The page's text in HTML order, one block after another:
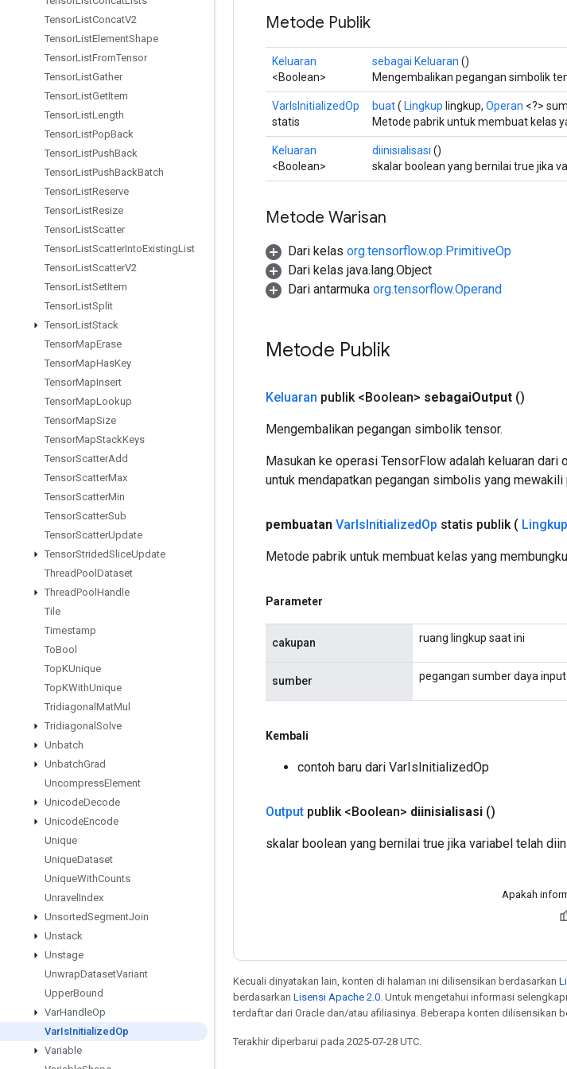
TensorListConcatV2
TensorListElementShape
TensorListFromTensor
TensorListGather
TensorListGetItem
TensorListLength
TensorListPopBack
TensorListPushBack
TensorListPushBackBatch
TensorListReserve
TensorListResize
TensorListScatter
TensorListScatterIntoExistingList
TensorListScatterV2
TensorListSetItem
TensorListSplit
TensorListStack
TensorMapErase
TensorMapHasKey
TensorMapInsert
TensorMapLookup
TensorMapSize
TensorMapStackKeys
TensorScatterAdd
TensorScatterMax
TensorScatterMin
TensorScatterSub
TensorScatterUpdate
TensorStridedSliceUpdate
ThreadPool Dataset
ThreadPool Handle
Tile
Timestamp
ToBool
TopKUnique
TopKWithUnique
Tridiagonal MatMul
Tridiagonal Solve
Unbatch
UnbatchGrad
UncompressElement
UnicodeDecode
UnicodeEncode
Unique
UniqueDataset
UniqueWithCounts
Unravel Index
UnsortedSegmentJoin
Unstack
Unstage
UnwrapDatasetVariant
UpperBound
VarHandleOp
VarIsInitialized Op
Variable
Metode Publik
Keluaran
<Boolean>
sebagai Keluaran ()
Mengembalikan pegangan simbolik
VarIsInitializedOp
statis
buat( Lingkup lingkup, Operan <?>
Metode pabrik untuk membuat kelas
Keluaran
<Boolean>
diinisialisasi ()
skalar boolean yang bernilai true jika
Metode Warisan
Dari kelas org.tensorflow.op.PrimitiveOp
Dari kelas java.lang.Object
Dari antarmuka org.tensorflow.Operand
Metode Publik
Keluaran publik <Boolean> sebagaiOutput ()
Mengembalikan pegangan simbolik tensor.
Masukan ke operasi TensorFlow adalah keluaran
untuk mendapatkan pegangan simbolis yang mewakili
pembuatan VarIsInitializedOp statis publik ( Lingkup
Metode pabrik untuk membuat kelas yang
Parameter
cakupan ruang lingkup saat ini
sumber pegangan sumber daya input.
Kembali
contoh baru dari VarIsInitializedOp
Output publik <Boolean> diinisialisasi ()
skalar boolean yang bernilai true jika variabel telah
Apakah
Kecuali dinyatakan lain, konten di halaman ini dilisensikan berdasarkan
berdasarkan Lisensi Apache 2.0 . Untuk mengetahui informasi
terdaftar dari Oracle dan/atau afiliasinya. Beberapa konten dilisensikan
Terakhir diperbarui pada 2025-07-28 UTC.